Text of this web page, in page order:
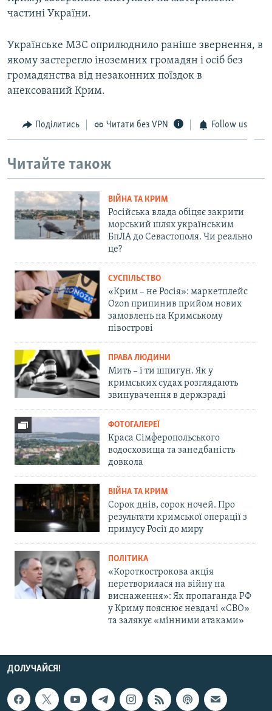
частині України.
Українське МЗС оприлюднило раніше звернення, в
якому застерегло іноземних громадян і осіб без
громадянства від незаконних поїздок в
анексований Крим.
Поділитись Читати без VPN Follow us
Читайте також
ВІЙНА ТА КРИМ
Російська влада обіцяє закрити
морський шлях українським
БпЛА до Севастополя. Чи реально
це?
СУСПІЛЬСТВО
«Крим – не Росія»: маркетплейс
Ozon припинив прийом нових
замовлень на Кримському
півострові
ПРАВА ЛЮДИНИ
Мить – і ти шпигун. Як у
кримських судах розглядають
звинувачення в держзраді
ФОТОГАЛЕРЕЇ
Краса Сімферопольського
водосховища та занедбаність
довкола
ВІЙНА ТА КРИМ
Сорок днів, сорок ночей. Про
результати кримської операції з
примусу Росії до миру
ПОЛІТИКА
«Короткострокова акція
перетворилася на війну на
виснаження»: Як пропаганда РФ
у Криму пояснює невдачі «СВО»
та залякує «мінними атаками»
ДОЛУЧАЙСЯ!